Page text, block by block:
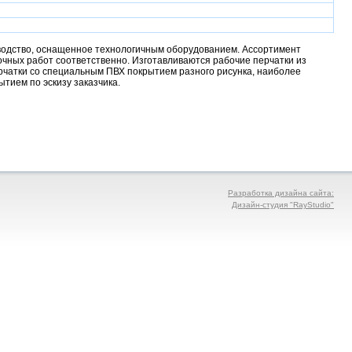
оснащенное технологичным оборудованием. Ассортимент
работ соответственно. Изготавливаются рабочие перчатки из
со специальным ПВХ покрытием разного рисунка, наиболее
по эскизу заказчика.
Разработка дизайна сайта:
Дизайн-студия "RayStudio"